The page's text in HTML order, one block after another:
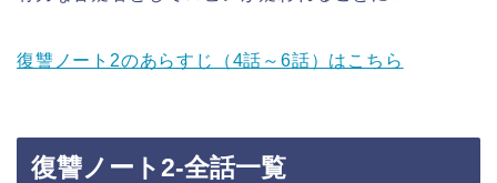
復讐ノート2のあらすじ（4話～6話）はこちら
復讐ノート2-全話一覧